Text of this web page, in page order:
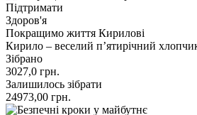
Підтримати
Здоров'я
Покращимо життя Кирилові
Кирило – веселий пʼятирічний
Зібрано
3027,0 грн.
Залишилось зібрати
24973,00 грн.